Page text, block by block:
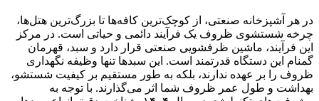
در هر آشپزخانه صنعتی، از کوچک‌ترین کافه‌ها تا بزرگ‌ترین هتل‌ها،
چرخه شستشوی ظروف یک فرآیند دائمی و حیاتی است. در مرکز
این فرآیند، ماشین ظرفشویی صنعتی قرار دارد و سبد، قهرمان
گمنام این دستگاه قدرتمند است. این سبدها تنها وظیفه نگهداری
ظروف را بر عهده ندارند، بلکه به طور مستقیم بر کیفیت شستشو،
بهداشت و طول عمر ظروف شما اثر می‌گذارند. با توجه به